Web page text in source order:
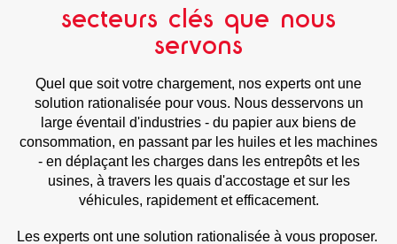
secteurs clés que nous
servons
Quel que soit votre chargement, nos experts ont une
solution rationalisée pour vous. Nous desservons un
large éventail d'industries - du papier aux biens de
consommation, en passant par les huiles et les machines
- en déplaçant les charges dans les entrepôts et les
usines, à travers les quais d'accostage et sur les
véhicules, rapidement et efficacement.
Les experts ont une solution rationalisée à vous proposer.